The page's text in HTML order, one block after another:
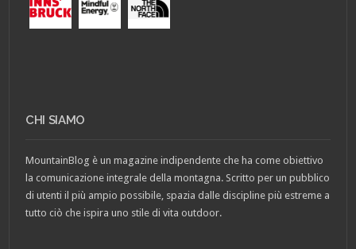
CHI SIAMO
MountainBlog è un magazine indipendente che ha come obiettivo
la comunicazione integrale della montagna. Scritto per un pubblico
di utenti il più ampio possibile, spazia dalle discipline più estreme a
tutto ciò che ispira uno stile di vita outdoor.